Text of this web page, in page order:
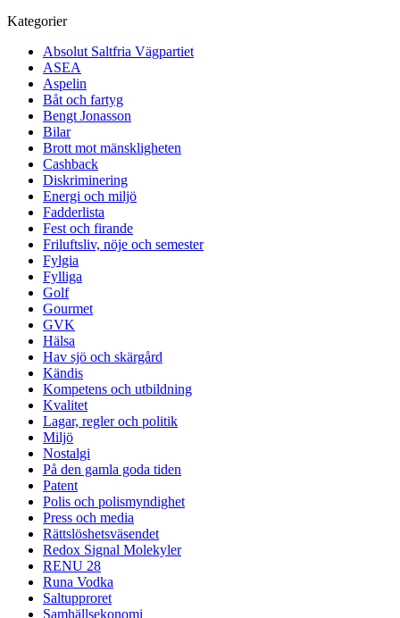
Kategorier
Absolut Saltfria Vägpartiet
ASEA
Aspelin
Båt och fartyg
Bengt Jonasson
Bilar
Brott mot mänskligheten
Cashback
Diskriminering
Energi och miljö
Fadderlista
Fest och firande
Friluftsliv, nöje och semester
Fylgia
Fylliga
Golf
Gourmet
GVK
Hälsa
Hav sjö och skärgård
Kändis
Kompetens och utbildning
Kvalitet
Lagar, regler och politik
Miljö
Nostalgi
På den gamla goda tiden
Patent
Polis och polismyndighet
Press och media
Rättslöshetsväsendet
Redox Signal Molekyler
RENU 28
Runa Vodka
Saltupproret
Samhällsekonomi